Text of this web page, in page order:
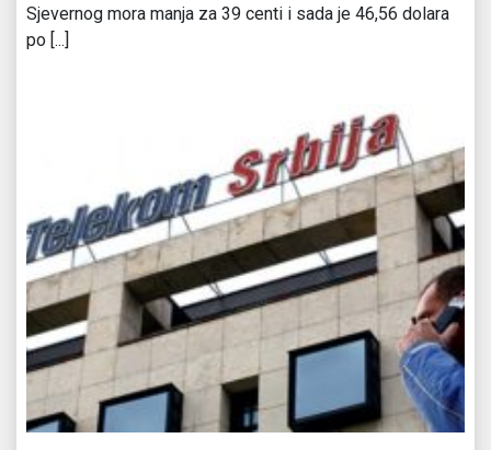
Sjevernog mora manja za 39 centi i sada je 46,56 dolara
po [...]